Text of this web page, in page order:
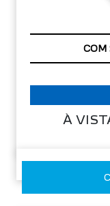
À